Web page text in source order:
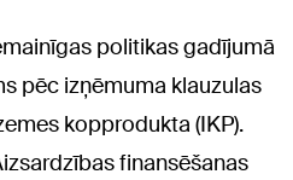
politikas gadījumā
pēc izņēmuma klauzulas
kopprodukta (IKP).
finansēšanas